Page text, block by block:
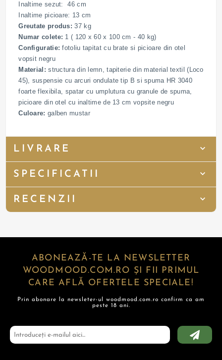
Inaltime sezut: 46 cm
Inaltime picioare: 13 cm
Greutate produs:37 kg
Numar colete: 1 ( 120 x 60 x 100 cm - 40 kg)
Configuratie: fotoliu tapitat cu brate si picioare din otel
vopsit negru
Material: structura din lemn, tapiterie din material textil (Loco
45), suspensie cu arcuri ondulate tip B si spuma HR 3040
foarte flexibila, spatar cu umplutura cu granule de spuma,
picioare din otel cu inaltime de 13 cm vopsite negru
Culoare: galben mustar
LIVRARE
SPECIFICATII
RECENZII
ABONEAZĂ-TE LA NEWSLETTER
WOODMOOD.COM.RO ȘI FII PRIMUL
CARE AFLĂ OFERTELE SPECIALE!
Prin abonare la newsleter-ul woodmood.com.ro confirm ca am
peste 18 ani.